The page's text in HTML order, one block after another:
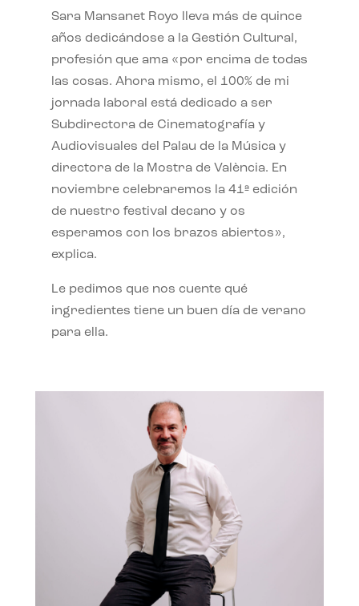
Sara Mansanet Royo lleva más de quince
años dedicándose a la Gestión Cultural,
profesión que ama «por encima de todas
las cosas. Ahora mismo, el 100% de mi
jornada laboral está dedicado a ser
Subdirectora de Cinematografía y
Audiovisuales del Palau de la Música y
directora de la Mostra de València. En
noviembre celebraremos la 41ª edición
de nuestro festival decano y os
esperamos con los brazos abiertos»,
explica.
Le pedimos que nos cuente qué
ingredientes tiene un buen día de verano
para ella.